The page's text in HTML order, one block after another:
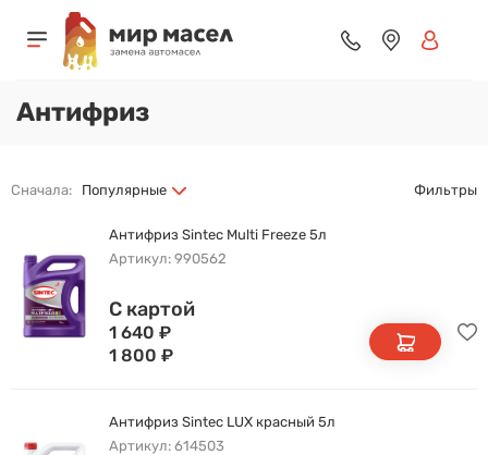
Антифриз
Сначала: Популярные Фильтры
Антифриз Sintec Multi Freeze 5л
Артикул: 990562
С картой
1 640 ₽
1 800 ₽
Антифриз Sintec LUX красный 5л
Артикул: 614503